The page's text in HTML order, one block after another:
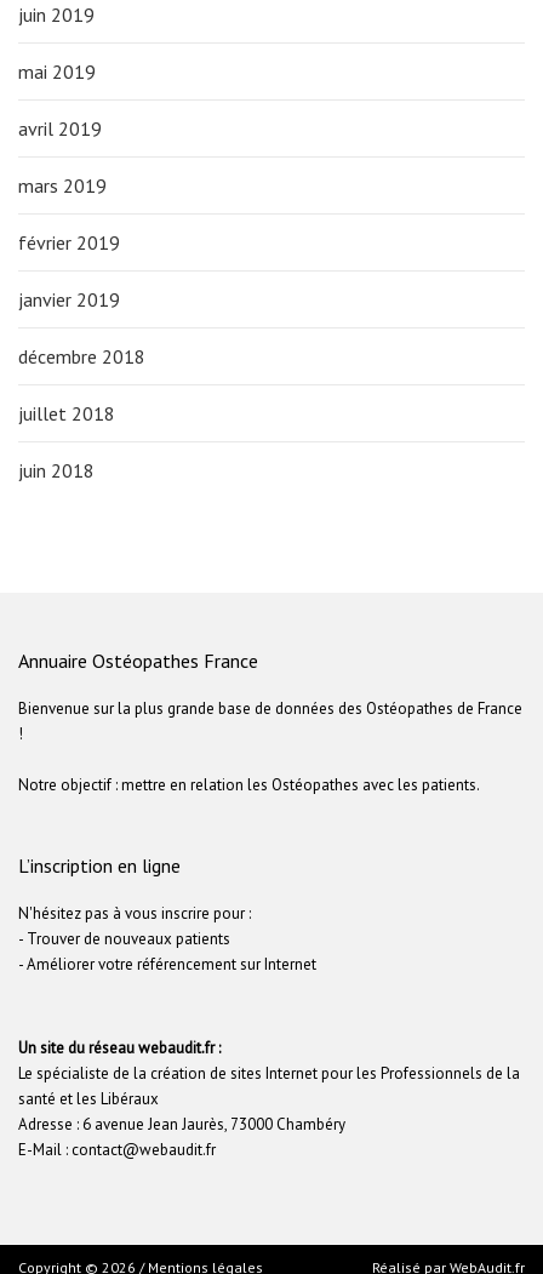
juin 2019
mai 2019
avril 2019
mars 2019
février 2019
janvier 2019
décembre 2018
juillet 2018
juin 2018
Annuaire Ostéopathes France
Bienvenue sur la plus grande base de données des Ostéopathes de France
!
Notre objectif : mettre en relation les Ostéopathes avec les patients.
L’inscription en ligne
N'hésitez pas à vous inscrire pour :
- Trouver de nouveaux patients
- Améliorer votre référencement sur Internet
Un site du réseau webaudit.fr :
Le spécialiste de la création de sites Internet pour les Professionnels de la
santé et les Libéraux
Adresse : 6 avenue Jean Jaurès, 73000 Chambéry
E-Mail : contact@webaudit.fr
Copyright © 2026 / Mentions légales Réalisé par WebAudit.fr